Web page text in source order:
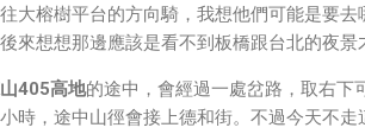
大榕樹平台的方向騎，我想他們可能是要
來想想那邊應該是看不到板橋跟台北的夜景
405高地的途中，會經過一處岔路，取右下
時，途中山徑會接上德和街。不過今天不